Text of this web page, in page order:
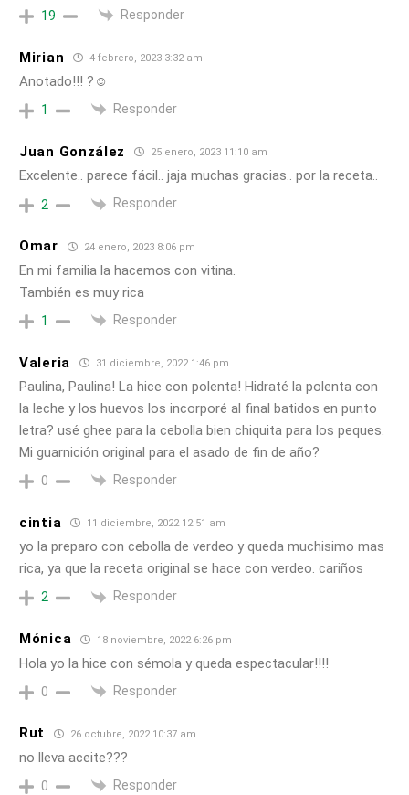
19 Responder
Mirian 4 febrero, 2023 3:32 am
Anotado!!! ?☺️
1 Responder
Juan González 25 enero, 2023 11:10 am
Excelente.. parece fácil.. jaja muchas gracias.. por la receta..
2 Responder
Omar 24 enero, 2023 8:06 pm
En mi familia la hacemos con vitina.
También es muy rica
1 Responder
Valeria 31 diciembre, 2022 1:46 pm
Paulina, Paulina! La hice con polenta! Hidraté la polenta con
la leche y los huevos los incorporé al final batidos en punto
letra? usé ghee para la cebolla bien chiquita para los peques.
Mi guarnición original para el asado de fin de año?
0 Responder
cintia 11 diciembre, 2022 12:51 am
yo la preparo con cebolla de verdeo y queda muchisimo mas
rica, ya que la receta original se hace con verdeo. cariños
2 Responder
Mónica 18 noviembre, 2022 6:26 pm
Hola yo la hice con sémola y queda espectacular!!!!
0 Responder
Rut 26 octubre, 2022 10:37 am
no lleva aceite???
0 Responder